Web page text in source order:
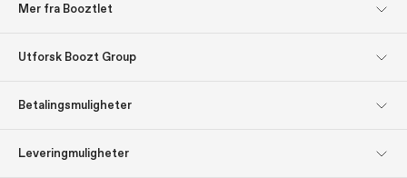
Mer fra Booztlet
nyhetsbrevene våre
Utforsk Boozt Group
Presse og utmerkelser
Betalingsmuligheter
Leveringmuligheter